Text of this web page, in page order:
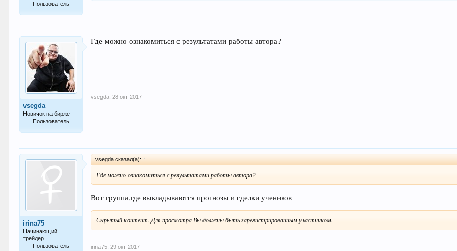
Пользователь
vsegda
Новичок на бирже
Пользователь
Где можно ознакомиться с результатами работы автора?
vsegda 28 окт 2017
irina75
Начинающий
трейдер
Пользователь
vsegda сказал(а): ↑
Где можно ознакомиться с результатами работы автора?
Вот группа,где выкладываются прогнозы и сделки учеников
Скрытый контент. Для просмотра Вы должны быть зарегистрированным участником.
irina75 29 окт 2017